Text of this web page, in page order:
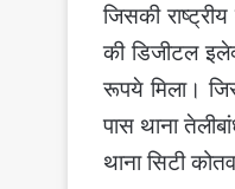
जिसकी
की डिजीटल
रूपये मिला।
पास थाना
थाना सिटी